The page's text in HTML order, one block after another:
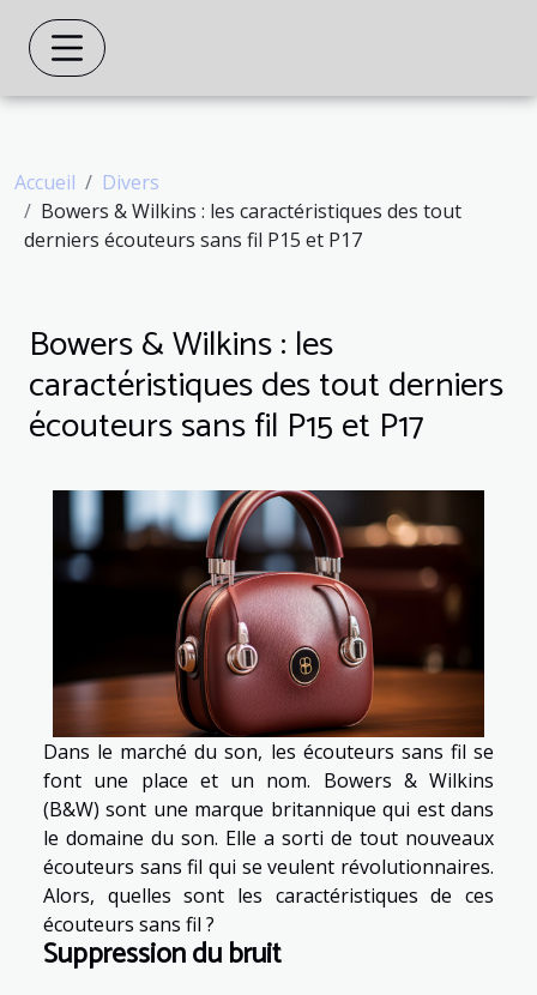
Accueil
Divers
Bowers & Wilkins : les caractéristiques des tout
derniers écouteurs sans fil P15 et P17
Bowers & Wilkins : les
caractéristiques des tout derniers
écouteurs sans fil P15 et P17
Dans le marché du son, les écouteurs sans fil se
font une place et un nom. Bowers & Wilkins
(B&W) sont une marque britannique qui est dans
le domaine du son. Elle a sorti de tout nouveaux
écouteurs sans fil qui se veulent révolutionnaires.
Alors, quelles sont les caractéristiques de ces
écouteurs sans fil ?
Suppression du bruit